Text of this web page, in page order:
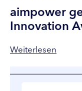
aimpower
Innovation
Weiterlesen